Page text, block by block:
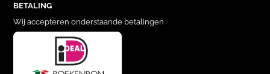
BETALING
Wij accepteren onderstaande betalingen